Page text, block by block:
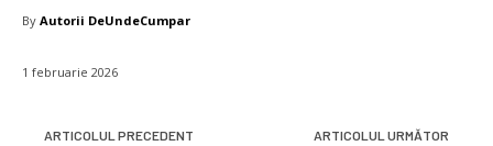
By Autorii DeUndeCumpar
1 februarie 2026
ARTICOLUL PRECEDENT ARTICOLUL URMĂTOR